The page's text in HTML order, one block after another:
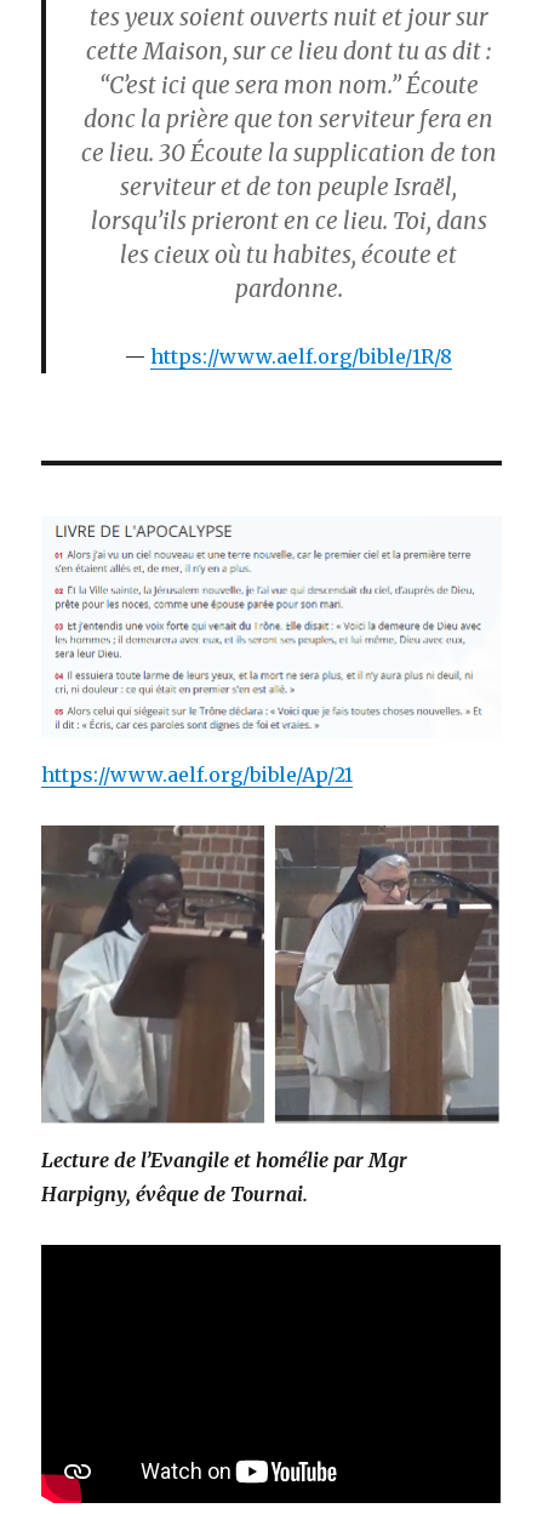
tes yeux soient ouverts nuit et jour sur
cette Maison, sur ce lieu dont tu as dit :
“C’est ici que sera mon nom.” Écoute
donc la prière que ton serviteur fera en
ce lieu. 30Écoute la supplication de ton
serviteur et de ton peuple Israël,
lorsqu’ils prieront en ce lieu. Toi, dans
les cieux où tu habites, écoute et
pardonne.
https://www.aelf.org/bible/1R/8
https://www.aelf.org/bible/Ap/21
Lecture de l’Evangile et homélie par Mgr
Harpigny, évêque de Tournai.